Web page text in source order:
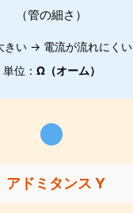
（管の細さ）
きい → 電流が流れにくい
単位： Ω（オーム）
アドミタンス Y